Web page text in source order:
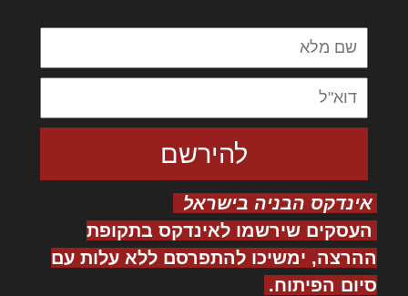
אינדקס הבניה בישראל
העסקים שירשמו לאינדקס בתקופת
ההרצה, ימשיכו להתפרסם ללא עלות עם
סיום הפיתוח.